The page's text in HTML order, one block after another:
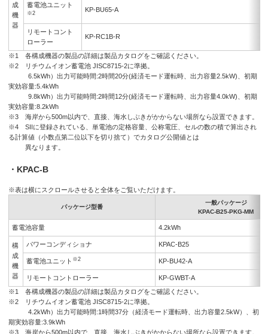
成
機
器
蓄電池ユニット
※2 KP-BU65-A
リモートコント
ローラー
KP-RC1B-R
※1 各構成機器の製品の詳細は製品カタログをご確認ください。
※2 リチウムイオン蓄電池 JISC8715-2に準拠。
6.5kWh）出力可能時間:2時間20分(経済モード運転時、出力容量2.5kW)、初期
実効容量:5.4kWh
9.8kWh）出力可能時間:2時間12分(経済モード運転時、出力容量4.0kW)、初期
実効容量:8.2kWh
※3 海岸から500m以内で、直接、海水しぶきがかからない場所なら設置できます。
※4 SIIに登録されている、単電池の定格容量、公称電圧、セルの数の積で算出され
る計算値（小数点第二位以下を切り捨て）でカタログ公開値とは
異なります。
・KPAC-B
※表は横にスクロールさせると全体をご覧いただけます。
パッケージ型番
一般パッケージ
KPAC-B25-PKG-MM
蓄電池容量 4.2kWh
構
成
機
器
パワーコンディショナ KPAC-B25
蓄電池ユニット ※2 KP-BU42-A
リモートコントローラー
KP-GWBT-A
※1 各構成機器の製品の詳細は製品カタログをご確認ください。
※2 リチウムイオン蓄電池 JISC8715-2に準拠。
4.2kWh）出力可能時間:1時間37分（経済モード運転時、出力容量2.5kW）、初
期実効容量:3.9kWh
※3 海岸から500m以内で、直接、海水しぶきがかからない場所なら設置できます。